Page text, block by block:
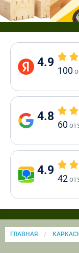
4.9
100
4.8
60
4.9
42
ГЛАВНАЯ